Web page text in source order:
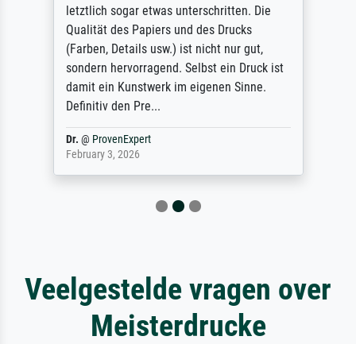
letztlich sogar etwas unterschritten. Die
Qualität des Papiers und des Drucks
(Farben, Details usw.) ist nicht nur gut,
sondern hervorragend. Selbst ein Druck ist
damit ein Kunstwerk im eigenen Sinne.
Definitiv den Pre...
Dr. @ ProvenExpert
February 3, 2026
Veelgestelde vragen over
Meisterdrucke